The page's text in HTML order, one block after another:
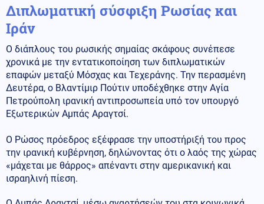
Διπλωματική σύσφιξη Ρωσίας και
Ιράν
Ο διάπλους του ρωσικής σημαίας σκάφους συνέπεσε
χρονικά με την εντατικοποίηση των διπλωματικών
επαφών μεταξύ Μόσχας και Τεχεράνης. Την περασμένη
Δευτέρα, ο Βλαντίμιρ Πούτιν υποδέχθηκε στην Αγία
Πετρούπολη ιρανική αντιπροσωπεία υπό τον υπουργό
Εξωτερικών Αμπάς Αραγτσί.
Ο Ρώσος πρόεδρος εξέφρασε την υποστήριξή του προς
την ιρανική κυβέρνηση, δηλώνοντας ότι ο λαός της χώρας
«μάχεται με θάρρος» απέναντι στην αμερικανική και
ισραηλινή πίεση.